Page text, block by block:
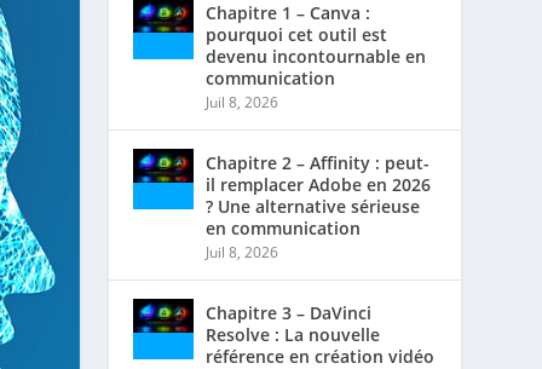
Chapitre 1 – Canva :
pourquoi cet outil est
devenu incontournable en
communication
Juil 8, 2026
Chapitre 2 – Affinity : peut-
il remplacer Adobe en 2026
? Une alternative sérieuse
en communication
Juil 8, 2026
Chapitre 3 – DaVinci
Resolve : La nouvelle
référence en création vidéo